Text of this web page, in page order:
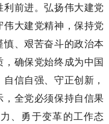
前进。弘扬伟大建党
大建党精神，保持党
、艰苦奋斗的政治本
确保党始终成为中国
信自强、守正创新，
全党必须保持自信果
、勇于变革的工作态